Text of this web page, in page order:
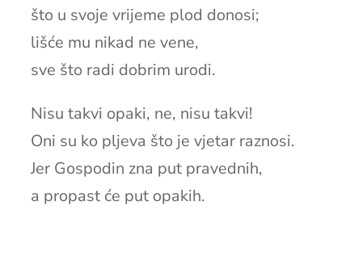
što u svoje vrijeme plod donosi;
lišće mu nikad ne vene,
sve što radi dobrim urodi.
Nisu takvi opaki, ne, nisu takvi!
Oni su ko pljeva što je vjetar raznosi.
Jer Gospodin zna put pravednih,
a propast će put opakih.